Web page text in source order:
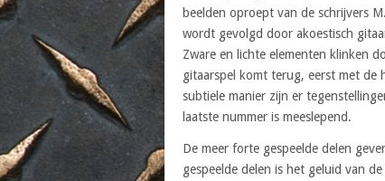
beelden oproept van de schrijvers
wordt gevolgd door akoestisch
Zware en lichte elementen klinken
gitaarspel komt terug, eerst met de
subtiele manier zijn er
laatste nummer is meeslepend.
De meer forte gespeelde delen
gespeelde delen is het geluid van